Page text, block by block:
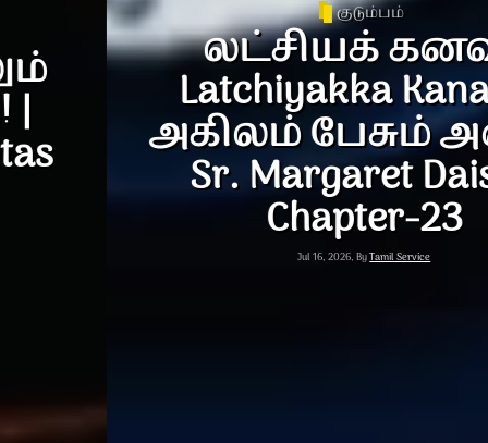
குடும்பம்
லட்சியக் கனவு |
Latchiyakka Kanavu |
அகிலம் பேசும் அன்பு |
Sr. Margaret Daisy |
Chapter-23
Tamil Service